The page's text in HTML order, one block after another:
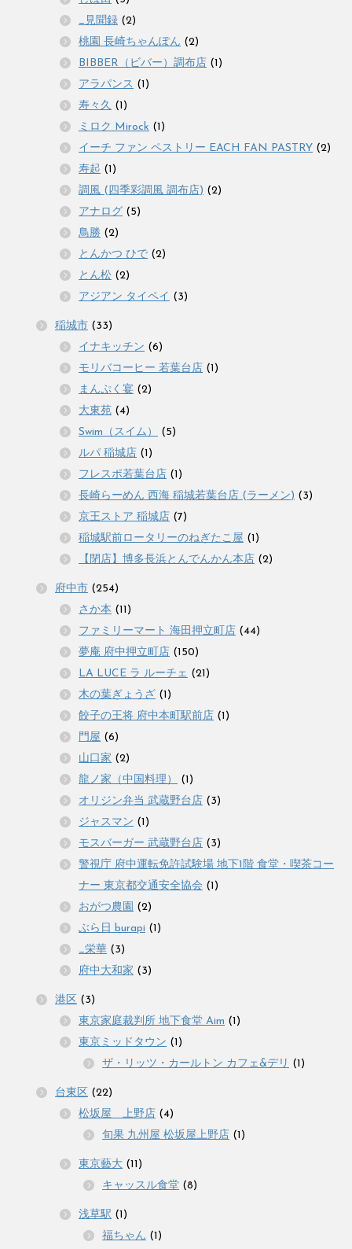
_見聞録 (2)
桃園 長崎ちゃんぽん (2)
BIBBER（ビバー）調布店 (1)
アラパンス (1)
寿々久 (1)
ミロク Mirock (1)
イーチ ファン ペストリー EACH FAN PASTRY (2)
寿起 (1)
調風 (四季彩調風 調布店) (2)
アナログ (5)
鳥勝 (2)
とんかつ ひで (2)
とん松 (2)
アジアン タイペイ (3)
稲城市 (33)
イナキッチン (6)
モリバコーヒー 若葉台店 (1)
まんぷく宴 (2)
大東苑 (4)
Swim（スイム）
(5)
ルパ 稲城店 (1)
フレスポ若葉台店 (1)
長崎らーめん 西海 稲城若葉台店 (ラーメン) (3)
京王ストア 稲城店 (7)
稲城駅前ロータリーのねぎたこ屋 (1)
【閉店】博多長浜とんでんかん本店 (2)
府中市 (254)
さか本 (11)
ファミリーマート 海田押立町店 (44)
夢庵 府中押立町店 (150)
LA LUCE ラ ルーチェ (21)
木の葉ぎょうざ (1)
餃子の王将 府中本町駅前店 (1)
門屋 (6)
山口家 (2)
龍ノ家（中国料理）
(1)
オリジン弁当 武蔵野台店 (3)
ジャスマン (1)
モスバーガー 武蔵野台店 (3)
警視庁 府中運転免許試験場 地下1階 食堂・喫茶コー
ナー 東京都交通安全協会 (1)
おがつ農園 (2)
ぶら日 burapi (1)
_栄華 (3)
府中大和家 (3)
港区 (3)
東京家庭裁判所 地下食堂 Aim (1)
東京ミッドタウン (1)
ザ・リッツ・カールトン カフェ&デリ (1)
台東区 (22)
松坂屋 上野店 (4)
旬果 九州屋 松坂屋上野店 (1)
東京藝大 (11)
キャッスル食堂 (8)
浅草駅 (1)
福ちゃん (1)